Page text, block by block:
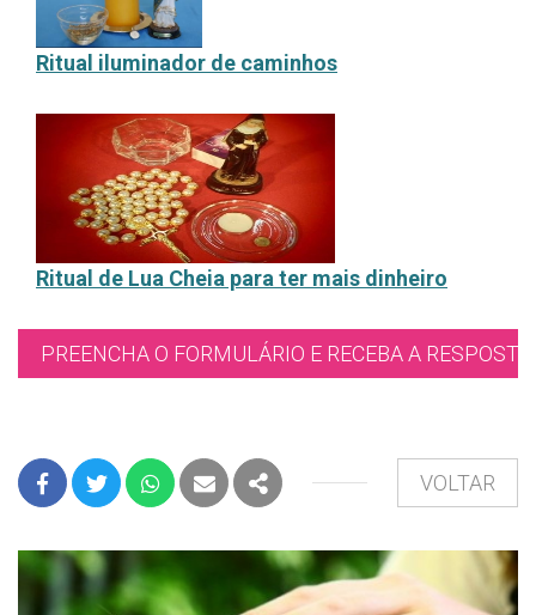
Ritual iluminador de caminhos
Ritual de Lua Cheia para ter mais dinheiro
PREENCHA O FORMULÁRIO E RECEBA A
FACEBOOK
TWITTERWHATSAPP
E-MAILPARTILHAR
VOLTAR